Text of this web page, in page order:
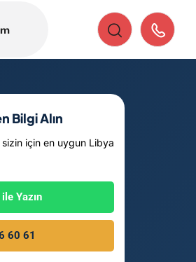
Bilgi Alın
sizin için en uygun Libya
Yazın
60 61